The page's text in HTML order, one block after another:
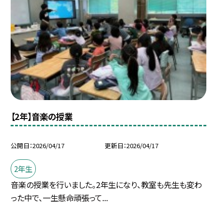
【2年】音楽の授業
公開日 2026/04/17 更新日 2026/04/17
2年生
音楽の授業を行いました。2年生になり、教室も先生も変わ
った中で、一生懸命頑張って...